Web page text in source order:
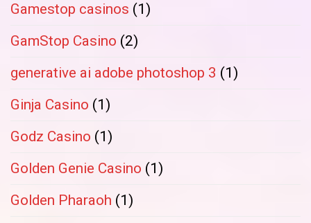
Gamestop casinos (1)
GamStop Casino (2)
generative ai adobe photoshop 3 (1)
Ginja Casino (1)
Godz Casino (1)
Golden Genie Casino (1)
Golden Pharaoh (1)